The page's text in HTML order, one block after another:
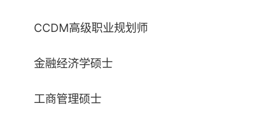
CCDM高级职业规划师
金融经济学硕士
工商管理硕士